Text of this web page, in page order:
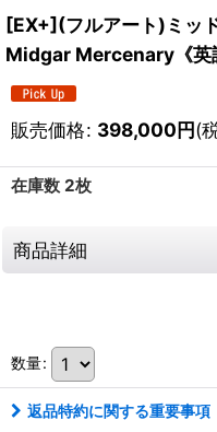
[EX+](フルアート)ミッ
Midgar Mercenary《英
販売価格: 398,000円(
在庫数 2枚
商品詳細
数量:
返品特約に関する重要事項